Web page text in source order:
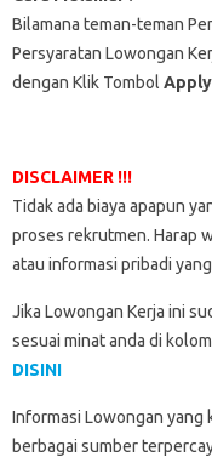
Bilamana teman-teman
Persyaratan Lowongan
dengan Klik Tombol
DISCLAIMER !!!
Tidak ada biaya apapun
proses rekrutmen. Harap
atau informasi pribadi
Jika Lowongan Kerja ini
sesuai minat anda di
DISINI
Informasi Lowongan yang
berbagai sumber